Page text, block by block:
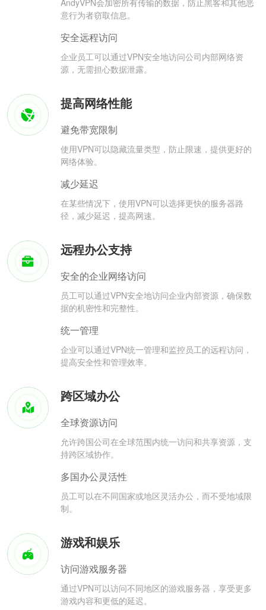
AndyVPN会加密所有传输的数据，防止黑客和其他恶
意行为者窃取信息。
安全远程访问
企业员工可以通过VPN安全地访问公司内部网络资
源，无需担心数据泄露。
提高网络性能
避免带宽限制
使用VPN可以隐藏流量类型，防止限速，提供更好的
网络体验。
减少延迟
在某些情况下，使用VPN可以选择更快的服务器路
径，减少延迟，提高网速。
远程办公支持
安全的企业网络访问
员工可以通过VPN安全地访问企业内部资源，确保数
据的机密性和完整性。
统一管理
企业可以通过VPN统一管理和监控员工的远程访问，
提高安全性和管理效率。
跨区域办公
全球资源访问
允许跨国公司在全球范围内统一访问和共享资源，支
持跨区域协作。
多国办公灵活性
员工可以在不同国家或地区灵活办公，而不受地域限
制。
游戏和娱乐
访问游戏服务器
通过VPN可以访问不同地区的游戏服务器，享受更多
游戏内容和更低的延迟。